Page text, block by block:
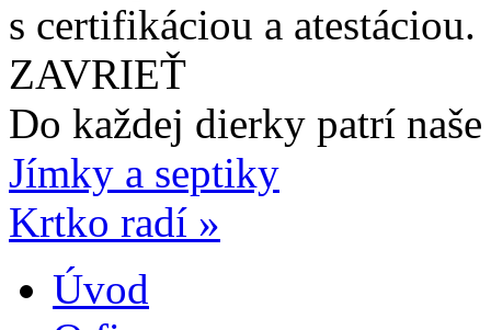
s certifikáciou a atestáciou.
ZAVRIEŤ
Do každej dierky patrí
Jímky a septiky
Krtko radí »
Úvod